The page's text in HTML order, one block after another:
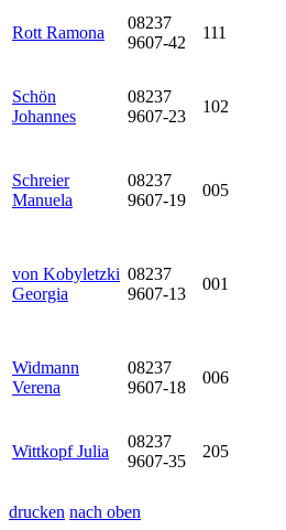
Rott Ramona
08237
9607-42
111
Schön
Johannes
08237
9607-23
102
Schreier
Manuela
08237
9607-19
005
von Kobyletzki
Georgia
08237
9607-13
001
Widmann
Verena
08237
9607-18
006
Wittkopf Julia
08237
9607-35
205
drucken nach oben